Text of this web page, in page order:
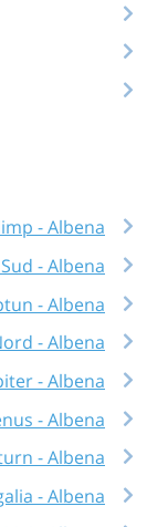
- Albena
- Albena
- Albena
- Albena
- Albena
- Albena
- Albena
- Albena